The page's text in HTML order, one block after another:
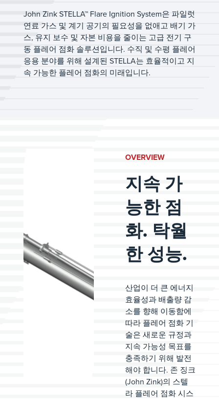
John Zink STELLA™ Flare Ignition System은 파일럿
연료 가스 및 계기 공기의 필요성을 없애고 배기 가
스, 유지 보수 및 자본 비용을 줄이는 고급 전기 구
동 플레어 점화 솔루션입니다. 수직 및 수평 플레어
응용 분야를 위해 설계된 STELLA는 효율적이고 지
속 가능한 플레어 점화의 미래입니다.
OVERVIEW
지속 가
능한 점
화. 탁월
한 성능.
산업이 더 큰 에너지
효율성과 배출량 감
소를 향해 이동함에
따라 플레어 점화 기
술은 새로운 규정과
지속 가능성 목표를
충족하기 위해 발전
해야 합니다. 존 징크
(John Zink)의 스텔
라 플레어 점화 시스